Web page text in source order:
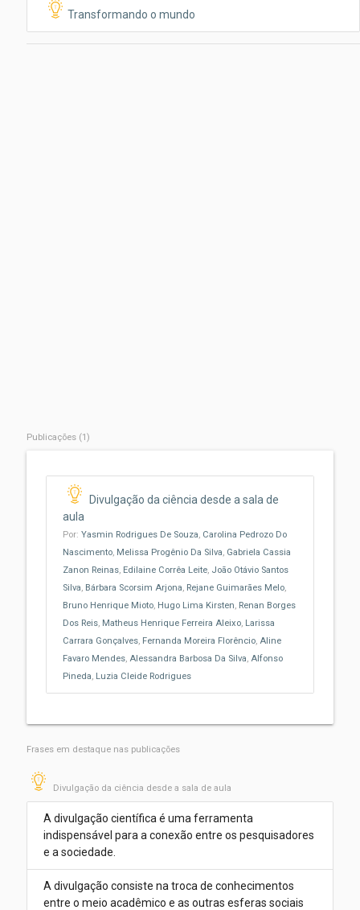
Transformando o mundo
Publicações (1)
Divulgação da ciência desde a sala de
aula
Por: Yasmin Rodrigues De Souza, Carolina Pedrozo Do
Nascimento, Melissa Progênio Da Silva, Gabriela Cassia
Zanon Reinas, Edilaine Corrêa Leite, João Otávio Santos
Silva, Bárbara Scorsim Arjona, Rejane Guimarães Melo,
Bruno Henrique Mioto, Hugo Lima Kirsten, Renan Borges
Dos Reis, Matheus Henrique Ferreira Aleixo, Larissa
Carrara Gonçalves, Fernanda Moreira Florêncio, Aline
Favaro Mendes, Alessandra Barbosa Da Silva, Alfonso
Pineda, Luzia Cleide Rodrigues
Frases em destaque nas publicações
Divulgação da ciência desde a sala de aula
A divulgação científica é uma ferramenta
indispensável para a conexão entre os pesquisadores
e a sociedade.
A divulgação consiste na troca de conhecimentos
entre o meio acadêmico e as outras esferas sociais